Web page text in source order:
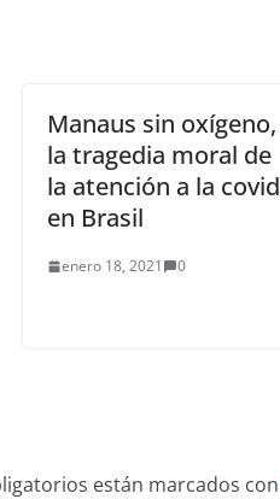
Manaus sin oxígeno,
la tragedia moral de
la atención a la covid
en Brasil
enero 18, 2021 0
están marcados con